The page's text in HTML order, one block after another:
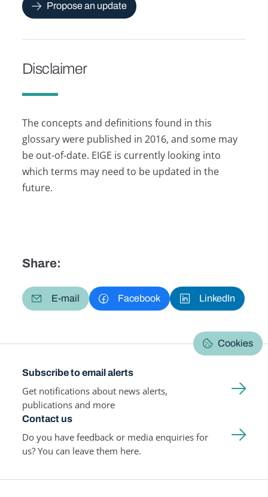
Propose an update
Disclaimer
The concepts and definitions found in this
glossary were published in 2016, and some may
be out-of-date. EIGE is currently looking into
which terms may need to be updated in the
future.
Share:
E-mail Facebook LinkedIn
Cookies
Subscribe to email alerts
Get notifications about news alerts,
publications and more
Contact us
Do you have feedback or media enquiries for
us? You can leave them here.